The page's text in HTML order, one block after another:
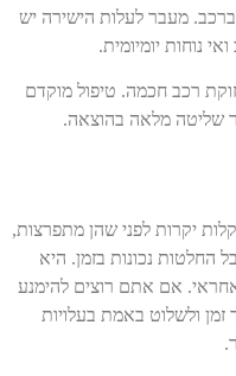
מעבר לעלות הישירה יש
נוחות יומיומית.
רכב חכמה. טיפול מוקדם
שליטה מלאה בהוצאה.
יקרות לפני שהן מתפרצות,
החלטות נכונות בזמן. היא
אחראי. אם אתם רוצים להימנע
ולשלוט באמת בעלויות